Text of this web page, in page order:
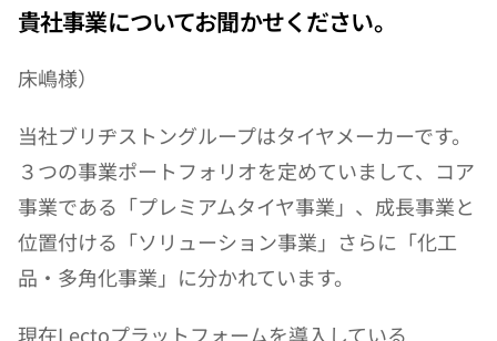
貴社事業についてお聞かせください。
床嶋様）
当社ブリヂストングループはタイヤメーカーです。
３つの事業ポートフォリオを定めていまして、コア
事業である「プレミアムタイヤ事業」、成長事業と
位置付ける「ソリューション事業」さらに「化工
品・多角化事業」に分かれています。
現在Lectoプラットフォームを導入している